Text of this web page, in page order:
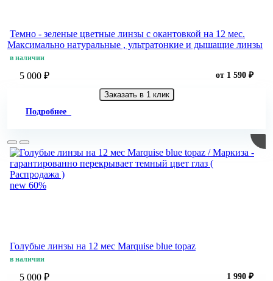
Темно - зеленые цветные линзы c окантовкой на 12 мес.
Максимально натуральные , ультратонкие и дышащие линзы
в наличии
5 000 ₽ от 1 590 ₽
Заказать в 1 клик
Подробнее
new 60%
Голубые линзы на 12 мес Marquise blue topaz
в наличии
5 000 ₽ 1 990 ₽